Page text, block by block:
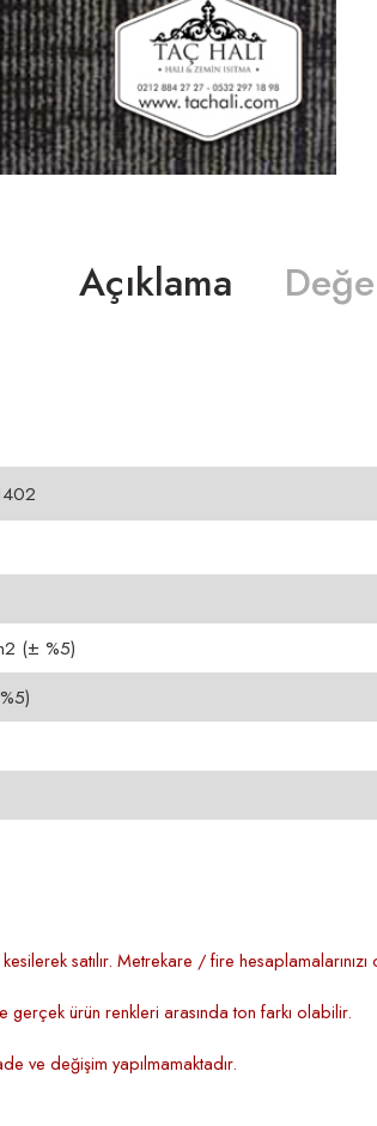
Açıklama
(± %5)
satılır. Metrekare / fire hesaplamalarınızı
gerçek ürün renkleri arasında ton farkı olabilir.
ve değişim yapılmamaktadır.